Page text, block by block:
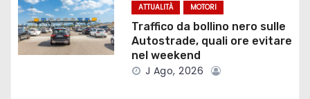
r
t
ATTUALITÀ MOTORI
Traffico da bollino nero sulle
Autostrade, quali ore evitare
nel weekend
J Ago, 2026